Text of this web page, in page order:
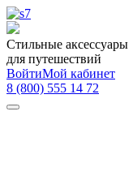
Стильные аксессуары
для путешествий
ВойтиМой кабинет
8 (800) 555 14 72